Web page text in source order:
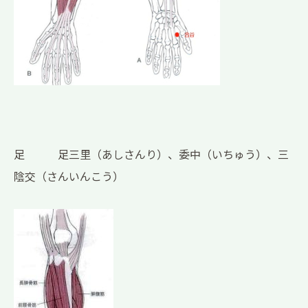
足 足三里（あしさんり）、委中（いちゅう）、三
陰交（さんいんこう）